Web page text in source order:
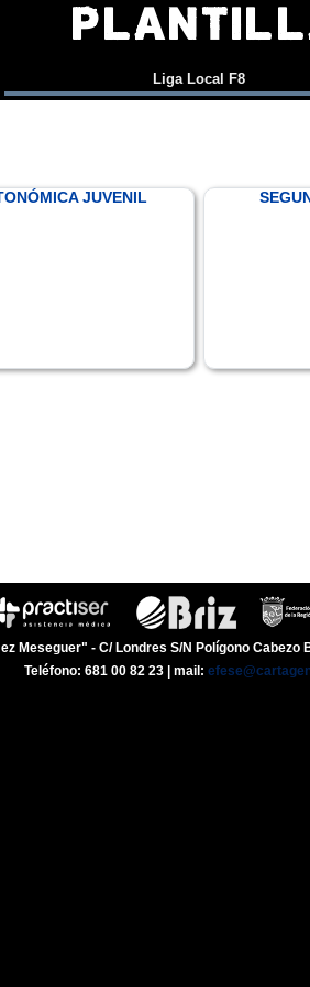
Liga Local F8
JUVENIL
Meseguer" - C/ Londres S/N Polígono Cabezo
Teléfono: 681 00 82 23 | mail: